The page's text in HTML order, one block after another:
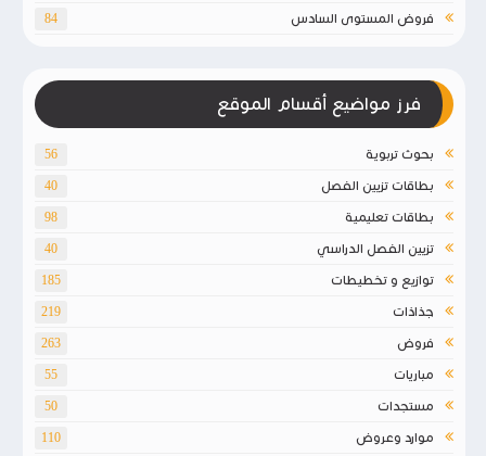
فروض المستوى السادس 84
فرز مواضيع أقسام الموقع
بحوث تربوية 56
بطاقات تزيين الفصل 40
بطاقات تعليمية 98
تزيين الفصل الدراسي 40
توازيع و تخطيطات 185
جذاذات 219
فروض 263
مباريات 55
مستجدات 50
موارد وعروض 110